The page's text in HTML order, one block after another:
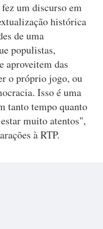
um discurso em
histórica
de uma
populistas,
aproveitem das
o próprio jogo, ou
Isso é uma
tanto tempo quanto
muito atentos",
à RTP.